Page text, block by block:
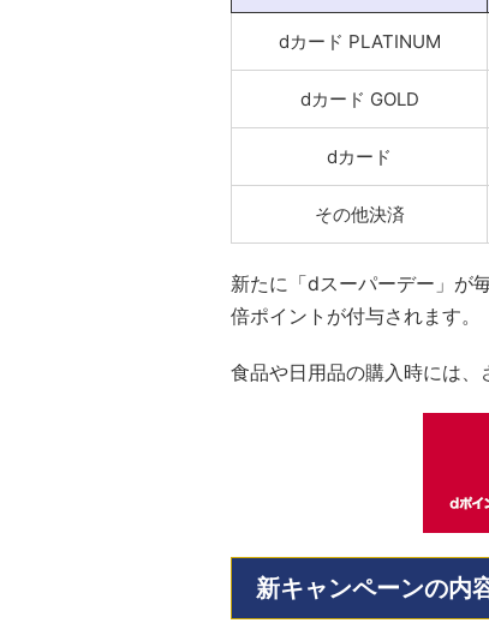
dカード PLATINUM
dカード GOLD
dカード
その他決済
新たに「dスーパーデー」が
倍ポイントが付与されます。
食品や日用品の購入時には、
新キャンペーンの内